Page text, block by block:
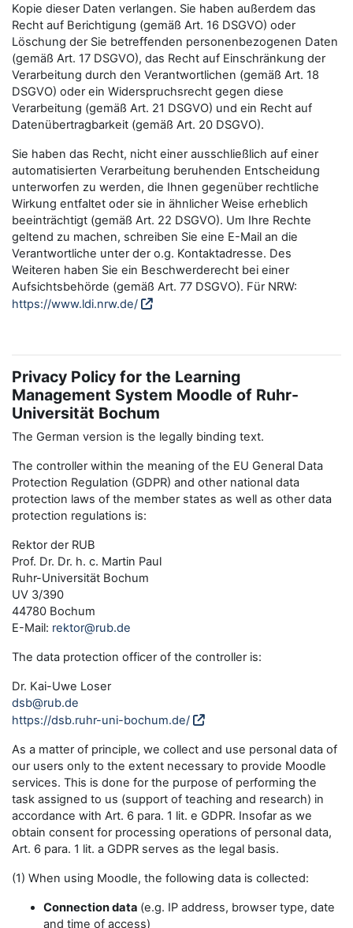
Kopie dieser Daten verlangen. Sie haben außerdem das
Recht auf Berichtigung (gemäß Art. 16 DSGVO) oder
Löschung der Sie betreffenden personenbezogenen Daten
(gemäß Art. 17 DSGVO), das Recht auf Einschränkung der
Verarbeitung durch den Verantwortlichen (gemäß Art. 18
DSGVO) oder ein Widerspruchsrecht gegen diese
Verarbeitung (gemäß Art. 21 DSGVO) und ein Recht auf
Datenübertragbarkeit (gemäß Art. 20 DSGVO).
Sie haben das Recht, nicht einer ausschließlich auf einer
automatisierten Verarbeitung beruhenden Entscheidung
unterworfen zu werden, die Ihnen gegenüber rechtliche
Wirkung entfaltet oder sie in ähnlicher Weise erheblich
beeinträchtigt (gemäß Art. 22 DSGVO). Um Ihre Rechte
geltend zu machen, schreiben Sie eine E-Mail an die
Verantwortliche unter der o.g. Kontaktadresse. Des
Weiteren haben Sie ein Beschwerderecht bei einer
Aufsichtsbehörde (gemäß Art. 77 DSGVO). Für NRW:
https://www.ldi.nrw.de/
Privacy Policy for the Learning
Management System Moodle of Ruhr-
Universität Bochum
The German version is the legally binding text.
The controller within the meaning of the EU General Data
Protection Regulation (GDPR) and other national data
protection laws of the member states as well as other data
protection regulations is:
Rektor der RUB
Prof. Dr. Dr. h. c. Martin Paul
Ruhr-Universität Bochum
UV 3/390
44780 Bochum
E-Mail: rektor@rub.de
The data protection officer of the controller is:
Dr. Kai-Uwe Loser
dsb@rub.de
https://dsb.ruhr-uni-bochum.de/
As a matter of principle, we collect and use personal data of
our users only to the extent necessary to provide Moodle
services. This is done for the purpose of performing the
task assigned to us (support of teaching and research) in
accordance with Art. 6 para. 1 lit. e GDPR. Insofar as we
obtain consent for processing operations of personal data,
Art. 6 para. 1 lit. a GDPR serves as the legal basis.
(1) When using Moodle, the following data is collected:
Connection data (e.g. IP address, browser type, date
and time of access)